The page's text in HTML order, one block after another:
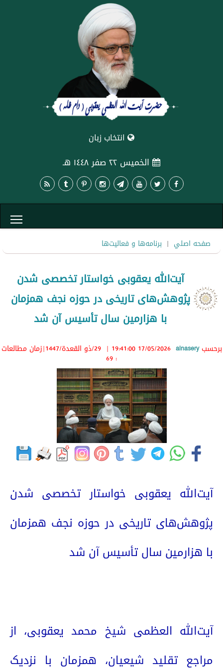
انتخاب زبان
الخميس ٢٢ صفر ١٤٤٨ هـ
صفحه اصلي | برنامه‌ها و فعاليت‌ها
آیت‌الله یعقوبی خواستار تخصصی شدن
پژوهش‌های تاریخی در حوزه نجف همزمان
با هزارمین سال تأسیس آن شد
برحسبalnasery
17/05/2026 19:41:00
| 29/ذو القعدة/1447 |زمان مطالعات
: 69
آیت‌الله یعقوبی خواستار تخصصی شدن
پژوهش‌های تاریخی در حوزه نجف همزمان
با هزارمین سال تأسیس آن شد
آیت‌الله العظمی شیخ محمد یعقوبی، از
مراجع تقلید شیعیان، همزمان با نزدیک